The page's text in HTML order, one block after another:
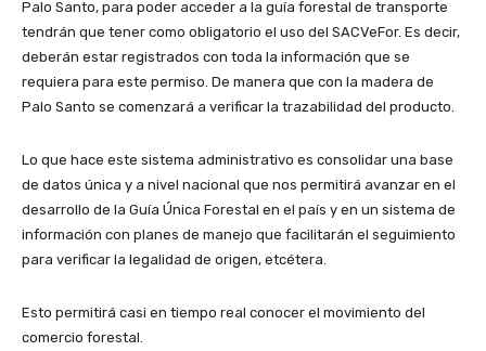
Palo Santo, para poder acceder a la guía forestal de transporte
tendrán que tener como obligatorio el uso del SACVeFor. Es decir,
deberán estar registrados con toda la información que se
requiera para este permiso. De manera que con la madera de
Palo Santo se comenzará a verificar la trazabilidad del producto.
Lo que hace este sistema administrativo es consolidar una base
de datos única y a nivel nacional que nos permitirá avanzar en el
desarrollo de la Guía Única Forestal en el país y en un sistema de
información con planes de manejo que facilitarán el seguimiento
para verificar la legalidad de origen, etcétera.
Esto permitirá casi en tiempo real conocer el movimiento del
comercio forestal.